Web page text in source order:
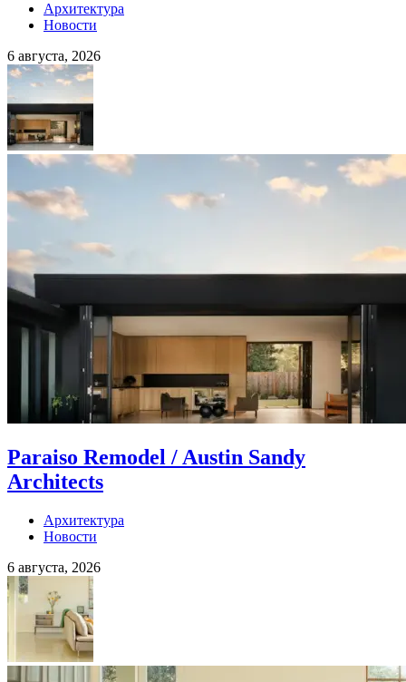
Архитектура
Новости
6 августа, 2026
Paraiso Remodel / Austin Sandy
Architects
Архитектура
Новости
6 августа, 2026